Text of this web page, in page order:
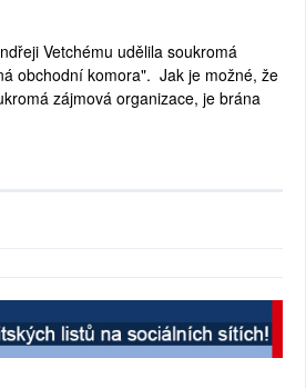
Vetchému udělila soukromá
obchodní komora". Jak je možné, že
zájmová organizace, je brána